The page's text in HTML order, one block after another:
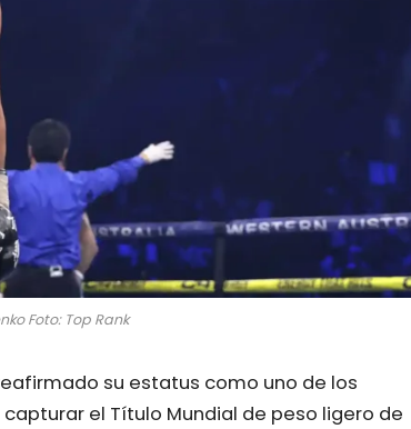
Foto: Top Rank
su estatus como uno de los
el Título Mundial de peso ligero de